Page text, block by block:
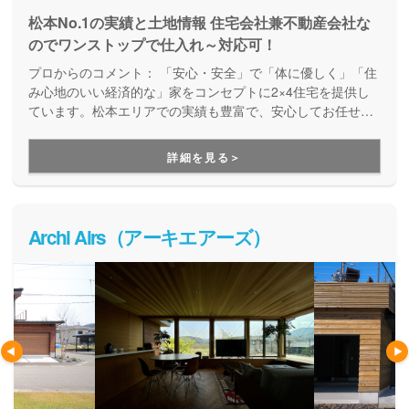
松本No.1の実績と土地情報 住宅会社兼不動産会社な
のでワンストップで仕入れ～対応可！
プロからのコメント：
「安心・安全」で「体に優しく」「住
み心地のいい経済的な」家をコンセプトに2×4住宅を提供し
ています。松本エリアでの実績も豊富で、安心してお任せい
詳細を見る＞
Archi Airs（アーキエアーズ）